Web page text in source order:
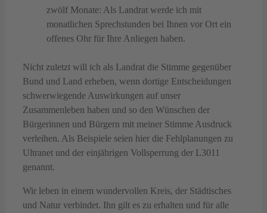
zwölf Monate: Als Landrat werde ich mit
monatlichen Sprechstunden bei Ihnen vor Ort ein
offenes Ohr für Ihre Anliegen haben.
Nicht zuletzt will ich als Landrat die Stimme gegenüber
Bund und Land erheben, wenn dortige Entscheidungen
schwerwiegende Auswirkungen auf unser
Zusammenleben haben und so den Wünschen der
Bürgerinnen und Bürgern mit meiner Stimme Ausdruck
verleihen. Als Beispiele seien hier die Fehlplanungen zu
Ultranet und der einjährigen Vollsperrung der L3011
genannt.
Wir leben in einem wundervollen Kreis, der Städtisches
und Natur verbindet. Ihn gilt es zu erhalten und für alle